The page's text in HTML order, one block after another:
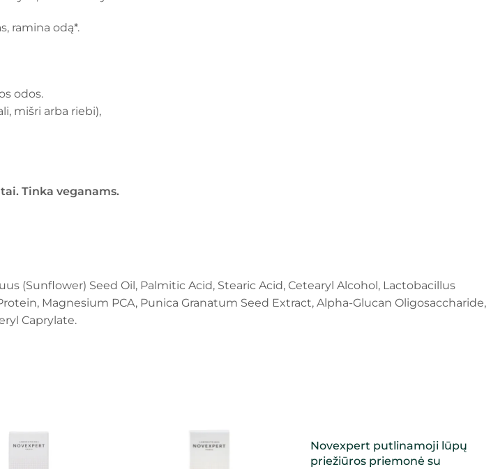
ramina odą*.
odos.
mišri arba riebi),
Tinka veganams.
(Sunflower) Seed Oil, Palmitic Acid, Stearic Acid, Cetearyl Alcohol, Lactobacillus
Magnesium PCA, Punica Granatum Seed Extract, Alpha-Glucan Oligosaccharide,
Caprylate.
Novexpert putlinamoji lūpų
priežiūros priemonė su